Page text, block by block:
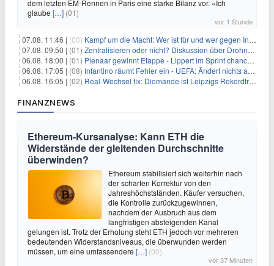
dem letzten EM-Rennen in Paris eine starke Bilanz vor. «Ich
glaube […] (01)
vor 1 Stunde
07.08. 11:46 | (00) Kampf um die Macht: Wer ist für und wer gegen Infantino?
07.08. 09:50 | (01) Zentralisieren oder nicht? Diskussion über Drohnenabwehr
06.08. 18:00 | (01) Pienaar gewinnt Etappe - Lippert im Sprint chancenlos
06.08. 17:05 | (08) Infantino räumt Fehler ein - UEFA: Ändert nichts an Boykott
06.08. 16:05 | (02) Real-Wechsel fix: Diomande ist Leipzigs Rekordtransfer
FINANZNEWS
Ethereum-Kursanalyse: Kann ETH die
Widerstände der gleitenden Durchschnitte
überwinden?
Ethereum stabilisiert sich weiterhin nach
der scharfen Korrektur von den
Jahreshöchstständen. Käufer versuchen,
die Kontrolle zurückzugewinnen,
nachdem der Ausbruch aus dem
langfristigen absteigenden Kanal
gelungen ist. Trotz der Erholung steht ETH jedoch vor mehreren
bedeutenden Widerstandsniveaus, die überwunden werden
müssen, um eine umfassendere […] (00)
vor 37 Minuten